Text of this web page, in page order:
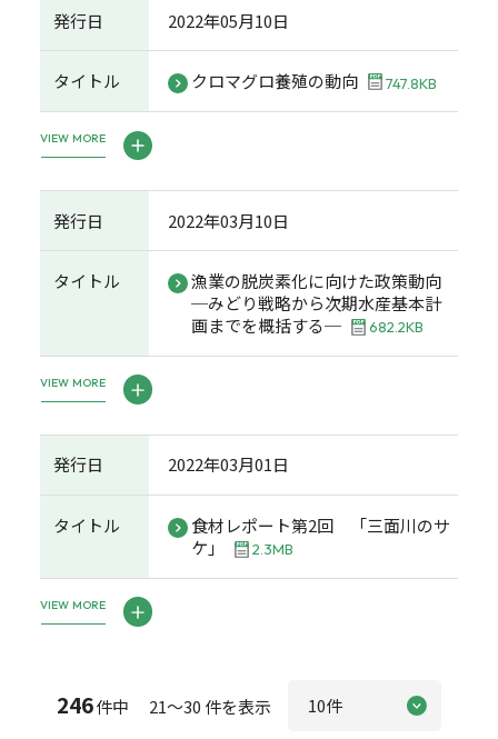
発行日 2022年05月10日
タイトル クロマグロ養殖の動向 747.8KB
VIEW MORE
発行日 2022年03月10日
タイトル
漁業の脱炭素化に向けた政策動向
─みどり戦略から次期水産基本計
画までを概括する─
682.2KB
VIEW MORE
発行日 2022年03月01日
タイトル
食材レポート第2回 「三面川のサ
ケ」
2.3MB
VIEW MORE
246件中 21～30 件を表示